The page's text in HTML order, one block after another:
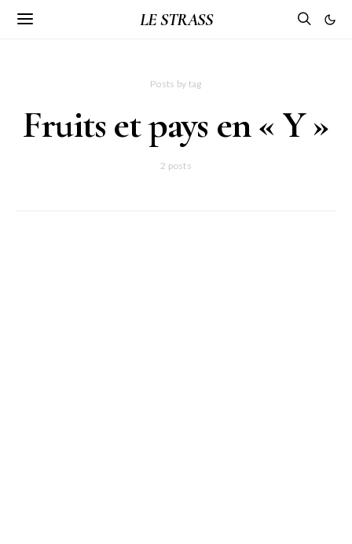
LE STRASS
Posts by tag
Fruits et pays en « Y »
2 posts